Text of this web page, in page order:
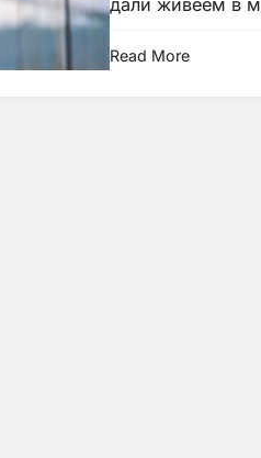
дали живеем в
Read More